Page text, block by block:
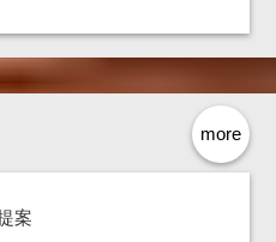
more
案